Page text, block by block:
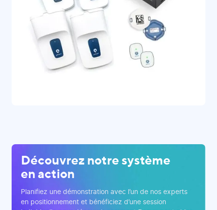
Découvrez notre système
en action
Planifiez une démonstration avec l’un de nos experts
en positionnement et bénéficiez d’une session